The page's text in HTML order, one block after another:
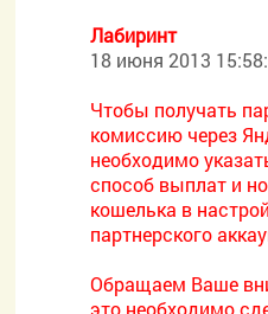
Лабиринт
18 июня 2013
Чтобы получать
комиссию через
необходимо
способ выплат и
кошелька в
партнерского
Обращаем Ваше
это необходимо